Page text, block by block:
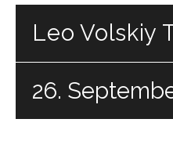
Leo Volskiy
26.